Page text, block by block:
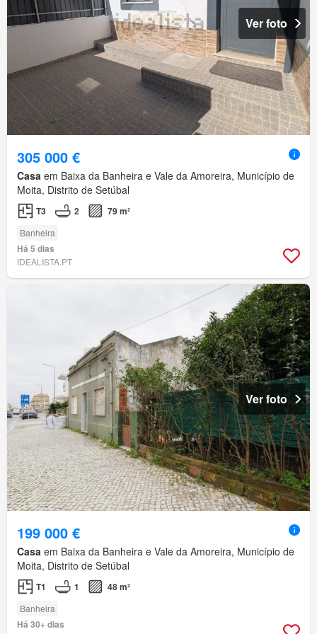
Ver foto
305 000 €
Casa em Baixa da Banheira e Vale da Amoreira, Município de
Moita, Distrito de Setúbal
T3 2 79 m²
Banheira
Há 5 dias
IDEALISTA.PT
Ver foto
199 000 €
Casa em Baixa da Banheira e Vale da Amoreira, Município de
Moita, Distrito de Setúbal
T1 1 48 m²
Banheira
Há 30+ dias